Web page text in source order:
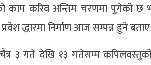
काम करिव अन्तिम चरणमा पुगेको छ
द्धारमा निर्माण आज सम्पन्न हुने
३ गते देखि १३ गतेसम्म